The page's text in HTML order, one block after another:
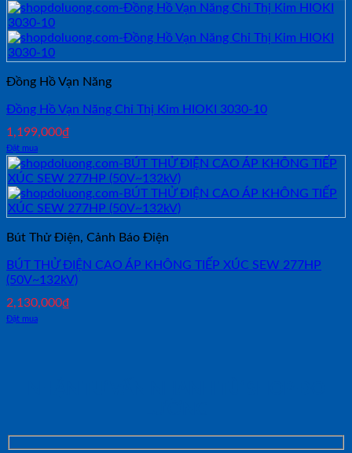
Đồng Hồ Vạn Năng
Đồng Hồ Vạn Năng Chỉ Thị Kim HIOKI 3030-10
1,199,000₫
Đặt mua
Bút Thử Điện, Cảnh Báo Điện
BÚT THỬ ĐIỆN CAO ÁP KHÔNG TIẾP XÚC SEW 277HP
(50V~132kV)
2,130,000₫
Đặt mua